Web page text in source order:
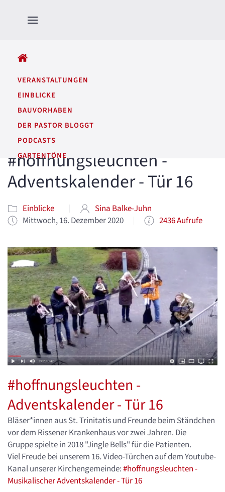
VERANSTALTUNGEN
EINBLICKE
BAUVORHABEN
DER PASTOR BLOGGT
PODCASTS
GARTENTÖNE
#hoffnungsleuchten -
Adventskalender - Tür 16
Einblicke
Sina Balke-Juhn
Mittwoch, 16. Dezember 2020
2436 Aufrufe
#hoffnungsleuchten -
Adventskalender - Tür 16
Bläser*innen aus St. Trinitatis und Freunde beim Ständchen
vor dem Rissener Krankenhaus vor zwei Jahren. Die
Gruppe spielte in 2018 "Jingle Bells" für die Patienten.
Viel Freude bei unserem 16. Video-Türchen auf dem Youtube-
Kanal unserer Kirchengemeinde:#hoffnungsleuchten -
Musikalischer Adventskalender - Tür 16